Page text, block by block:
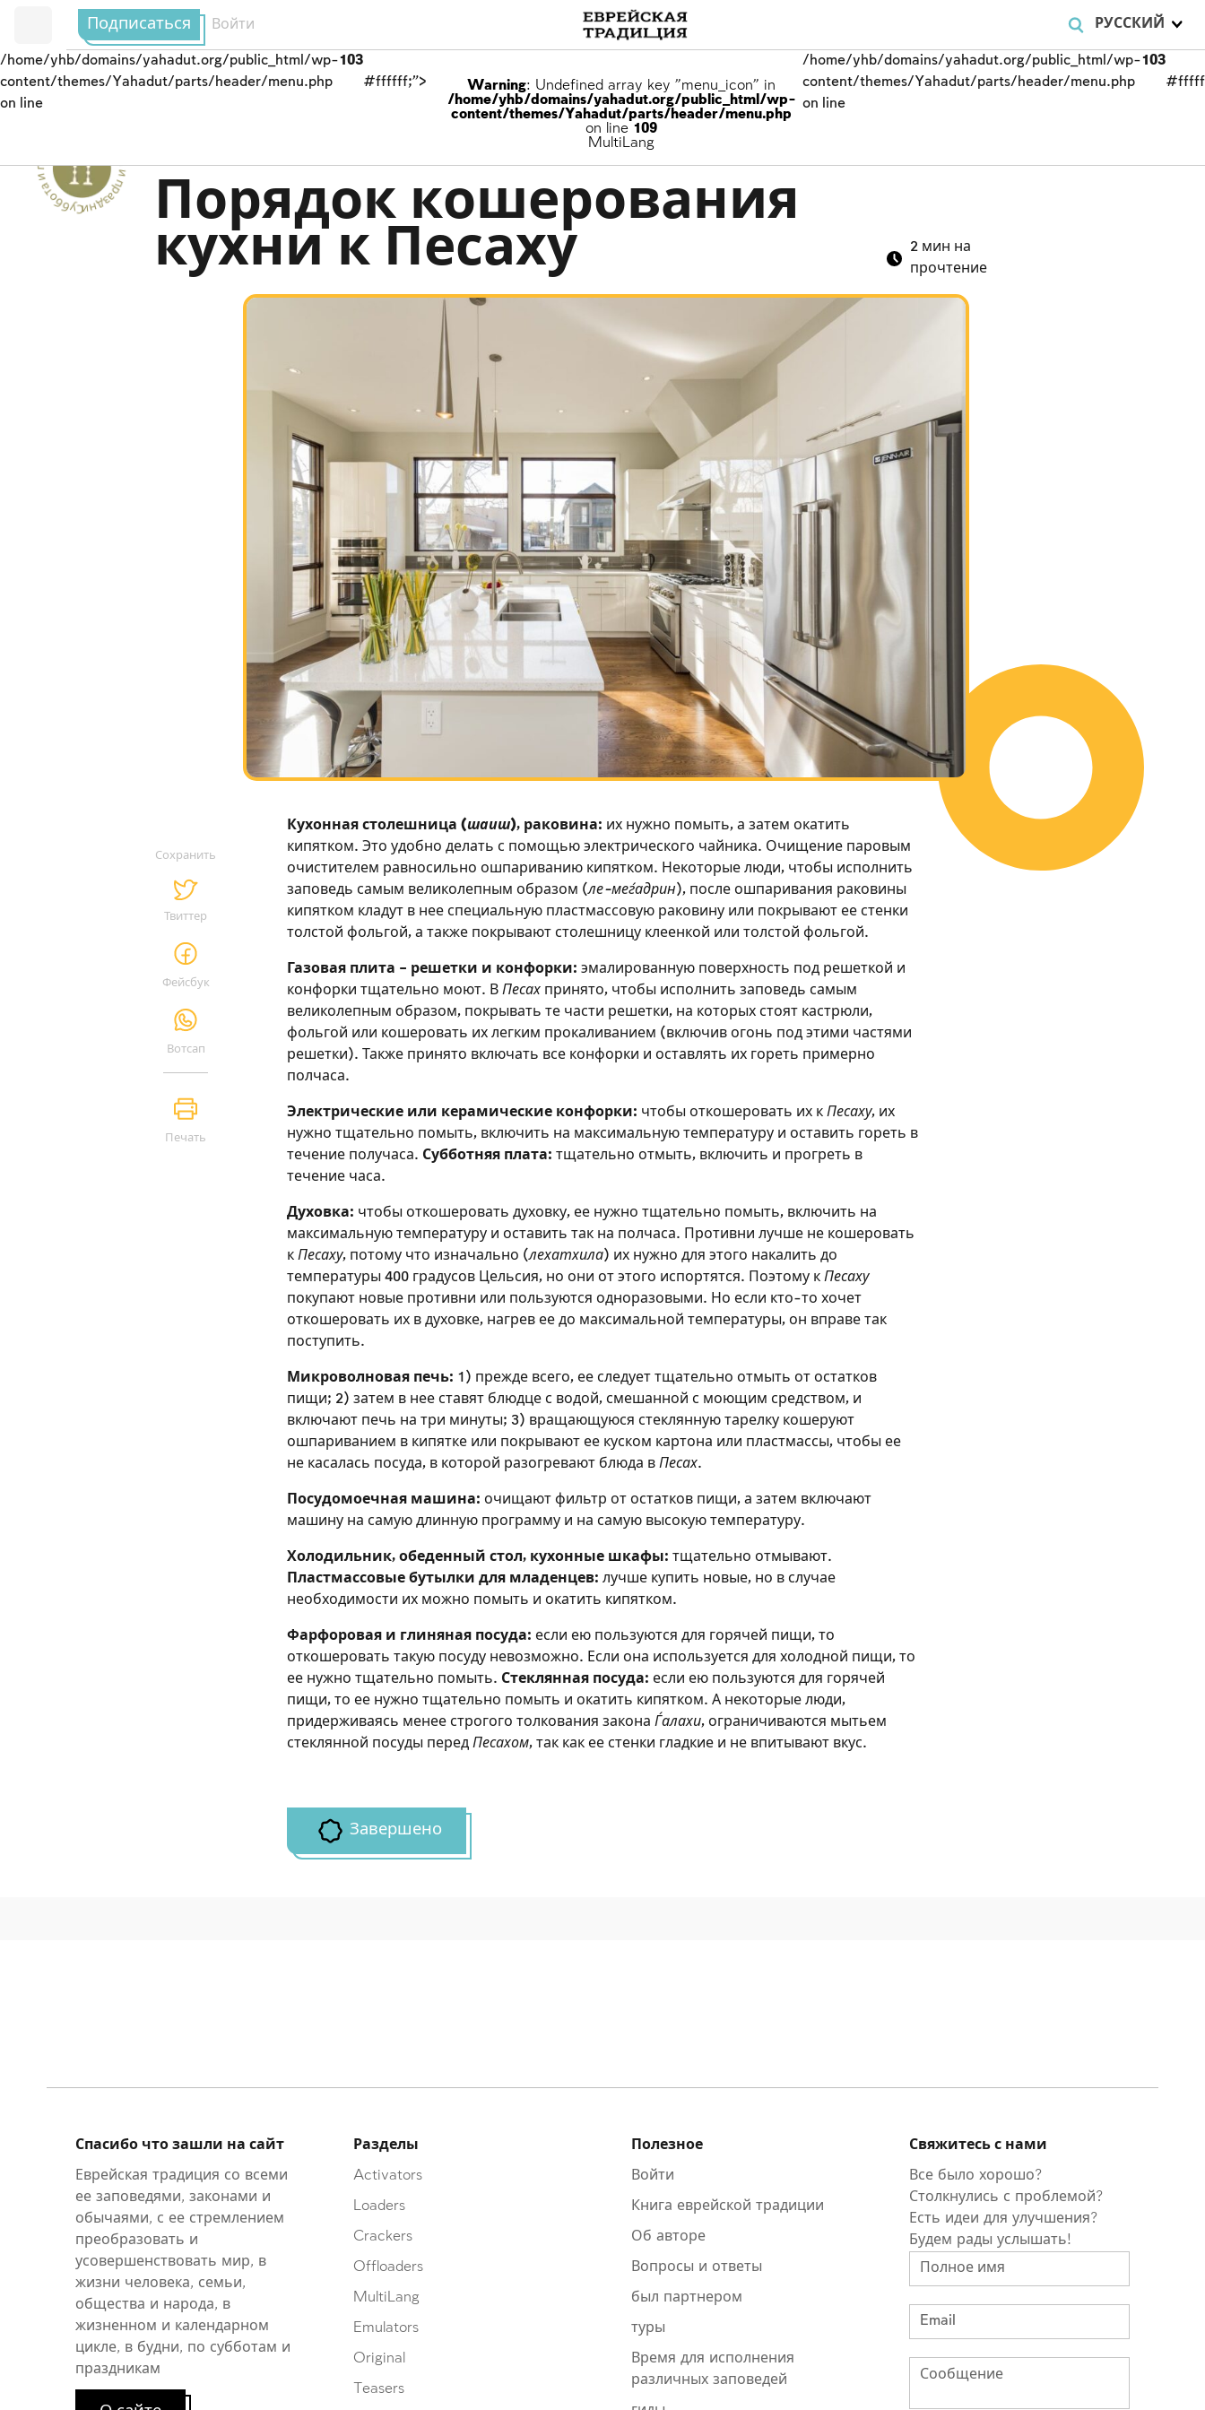
РУССКИЙ
Подписаться Войти
/home/yhb/domains/yahadut.org/public_html/wp-
content/themes/Yahadut/parts/header/menu.php
on line
103
#ffffff;">
Warning: Undefined array key "menu_icon" in
/home/yhb/domains/yahadut.org/public_html/wp-
content/themes/Yahadut/parts/header/menu.php
on line 109
MultiLang
/home/yhb/domains/yahadut.org/public_html/wp-
content/themes/Yahadut/parts/header/menu.php
on line
103
Суббота и праздники - Суббота и праздники -- Порядок кошерования
кухни к Песаху
2 мин на
прочтение
Сохранить
Твиттер
Фейсбук
Вотсап
Печать
Кухонная столешница (шаиш), раковина: их нужно помыть, а затем окатить
кипятком. Это удобно делать с помощью электрического чайника. Очищение паровым
очистителем равносильно ошпариванию кипятком. Некоторые люди, чтобы исполнить
заповедь самым великолепным образом (ле-меѓадрин), после ошпаривания раковины
кипятком кладут в нее специальную пластмассовую раковину или покрывают ее стенки
толстой фольгой, а также покрывают столешницу клеенкой или толстой фольгой.
Газовая плита – решетки и конфорки: эмалированную поверхность под решеткой и
конфорки тщательно моют. В Песахпринято, чтобы исполнить заповедь самым
великолепным образом, покрывать те части решетки, на которых стоят кастрюли,
фольгой или кошеровать их легким прокаливанием (включив огонь под этими частями
решетки). Также принято включать все конфорки и оставлять их гореть примерно
полчаса.
Электрические или керамические конфорки: чтобы откошеровать их к Песаху, их
нужно тщательно помыть, включить на максимальную температуру и оставить гореть в
течение получаса. Субботняя плата: тщательно отмыть, включить и прогреть в
течение часа.
Духовка: чтобы откошеровать духовку, ее нужно тщательно помыть, включить на
максимальную температуру и оставить так на полчаса. Противни лучше не кошеровать
к Песаху, потому что изначально (лехатхила) их нужно для этого накалить до
температуры 400 градусов Цельсия, но они от этого испортятся. Поэтому к Песаху
покупают новые противни или пользуются одноразовыми. Но если кто-то хочет
откошеровать их в духовке, нагрев ее до максимальной температуры, он вправе так
поступить.
Микроволновая печь: 1) прежде всего, ее следует тщательно отмыть от остатков
пищи; 2) затем в нее ставят блюдце с водой, смешанной с моющим средством, и
включают печь на три минуты; 3) вращающуюся стеклянную тарелку кошеруют
ошпариванием в кипятке или покрывают ее куском картона или пластмассы, чтобы ее
не касалась посуда, в которой разогревают блюда в Песах.
Посудомоечная машина: очищают фильтр от остатков пищи, а затем включают
машину на самую длинную программу и на самую высокую температуру.
Холодильник, обеденный стол, кухонные шкафы: тщательно отмывают.
Пластмассовые бутылки для младенцев: лучше купить новые, но в случае
необходимости их можно помыть и окатить кипятком.
Фарфоровая и глиняная посуда: если ею пользуются для горячей пищи, то
откошеровать такую посуду невозможно. Если она используется для холодной пищи, то
ее нужно тщательно помыть. Стеклянная посуда: если ею пользуются для горячей
пищи, то ее нужно тщательно помыть и окатить кипятком. А некоторые люди,
придерживаясь менее строгого толкования закона Ѓалахи, ограничиваются мытьем
стеклянной посуды перед Песахом, так как ее стенки гладкие и не впитывают вкус.
Завершено
Зарегистрироваться на
сайте
Чтобы делать пометки на сайте, необходимо
зарегистрироваться.
Подписаться Войти
Свяжитесь с нами
Все было хорошо?
Столкнулись с проблемой?
Есть идеи для улучшения?
Будем рады услышать!
Полезное
Войти
Книга еврейской традиции
Об авторе
Вопросы и ответы
был партнером
туры
Время для исполнения
различных заповедей
Разделы
Activators
Loaders
Crackers
Offloaders
MultiLang
Emulators
Original
Teasers
Спасибо что зашли на сайт
Еврейская традиция со всеми
ее заповедями, законами и
обычаями, с ее стремлением
преобразовать и
усовершенствовать мир, в
жизни человека, семьи,
общества и народа, в
жизненном и календарном
цикле, в будни, по субботам и
праздникам